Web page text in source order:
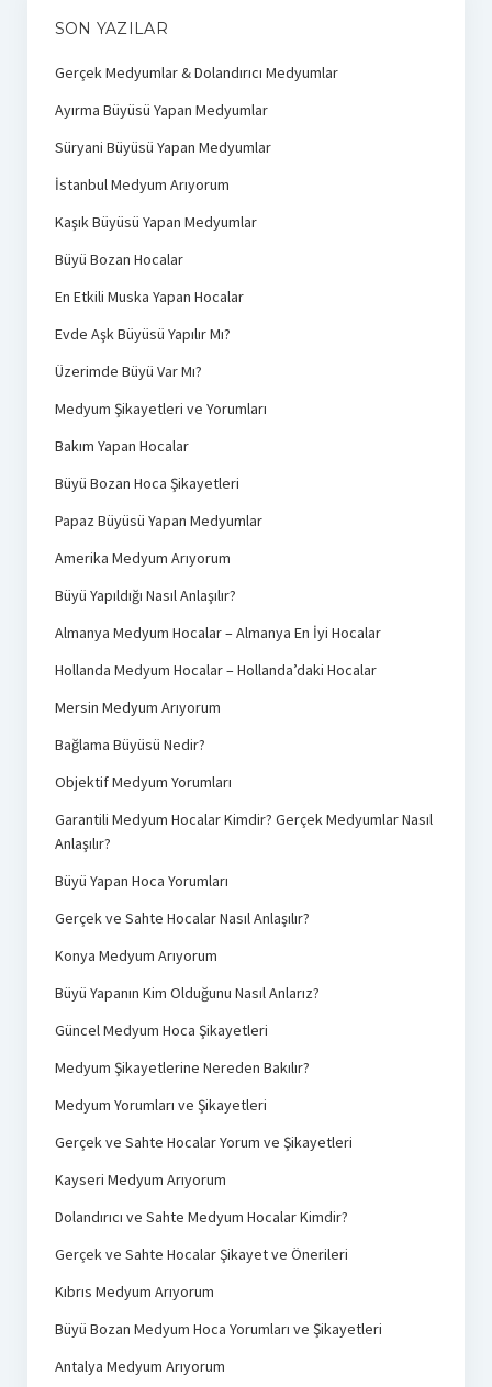
SON YAZILAR
Gerçek Medyumlar & Dolandırıcı Medyumlar
Ayırma Büyüsü Yapan Medyumlar
Süryani Büyüsü Yapan Medyumlar
İstanbul Medyum Arıyorum
Kaşık Büyüsü Yapan Medyumlar
Büyü Bozan Hocalar
En Etkili Muska Yapan Hocalar
Evde Aşk Büyüsü Yapılır Mı?
Üzerimde Büyü Var Mı?
Medyum Şikayetleri ve Yorumları
Bakım Yapan Hocalar
Büyü Bozan Hoca Şikayetleri
Papaz Büyüsü Yapan Medyumlar
Amerika Medyum Arıyorum
Büyü Yapıldığı Nasıl Anlaşılır?
Almanya Medyum Hocalar – Almanya En İyi Hocalar
Hollanda Medyum Hocalar – Hollanda’daki Hocalar
Mersin Medyum Arıyorum
Bağlama Büyüsü Nedir?
Objektif Medyum Yorumları
Garantili Medyum Hocalar Kimdir? Gerçek Medyumlar Nasıl
Anlaşılır?
Büyü Yapan Hoca Yorumları
Gerçek ve Sahte Hocalar Nasıl Anlaşılır?
Konya Medyum Arıyorum
Büyü Yapanın Kim Olduğunu Nasıl Anlarız?
Güncel Medyum Hoca Şikayetleri
Medyum Şikayetlerine Nereden Bakılır?
Medyum Yorumları ve Şikayetleri
Gerçek ve Sahte Hocalar Yorum ve Şikayetleri
Kayseri Medyum Arıyorum
Dolandırıcı ve Sahte Medyum Hocalar Kimdir?
Gerçek ve Sahte Hocalar Şikayet ve Önerileri
Kıbrıs Medyum Arıyorum
Büyü Bozan Medyum Hoca Yorumları ve Şikayetleri
Antalya Medyum Arıyorum